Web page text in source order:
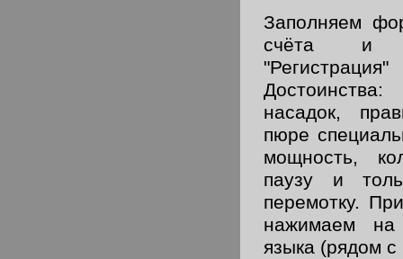
Заполняем
счёта и
насадок,
пюре
мощность,
паузу и
перемотку.
нажимаем на
языка (рядом